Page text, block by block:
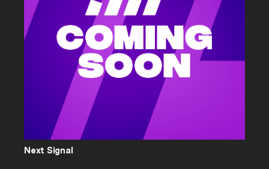
Next Signal